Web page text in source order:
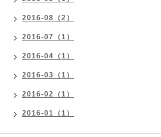
2016-08（2）
2016-07（1）
2016-04（1）
2016-03（1）
2016-02（1）
2016-01（1）